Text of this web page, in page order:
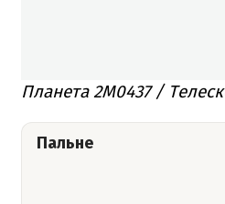
Планета 2M0437 /
Пальне